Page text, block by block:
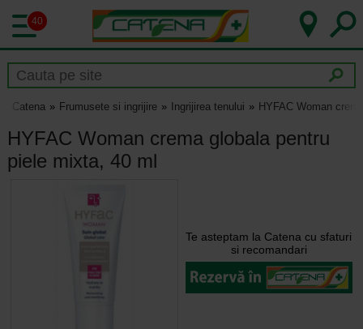
40
Catena Frumusete si ingrijire Ingrijirea tenului HYFAC Woman
HYFAC Woman crema globala pentru
piele mixta, 40 ml
Te asteptam la Catena cu sfaturi
si recomandari